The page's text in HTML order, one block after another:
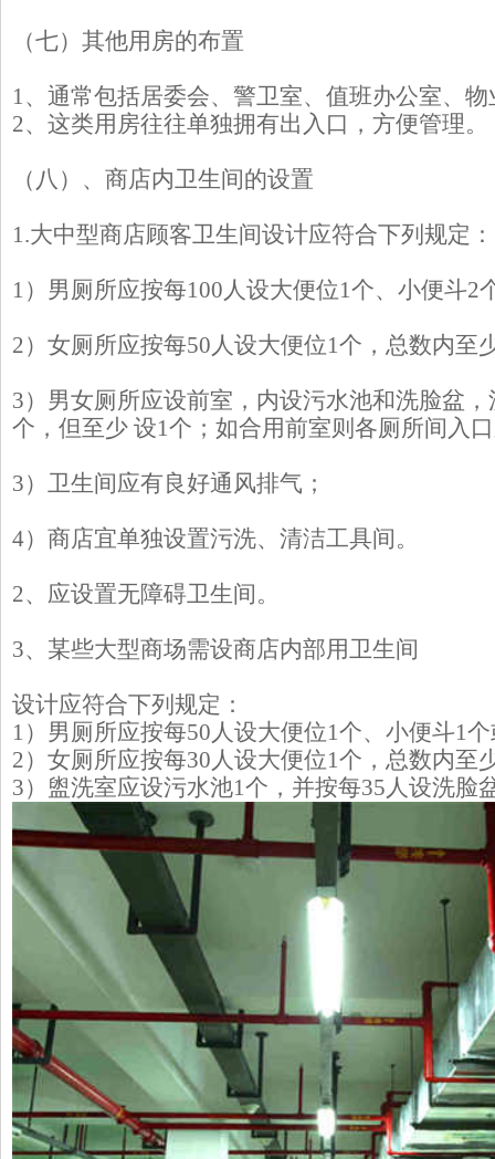
（七）其他用房的布置
1、通常包括居委会、警卫室、值班办公室、
2、这类用房往往单独拥有出入口，方便管理。
（八）、商店内卫生间的设置
1.大中型商店顾客卫生间设计应符合下列规定：
1）男厕所应按每100人设大便位1个、小便斗2
2）女厕所应按每50人设大便位1个，总数内至
3）男女厕所应设前室，内设污水池和洗脸盆
个，但至少 设1个；如合用前室则各厕所间入
3）卫生间应有良好通风排气；
4）商店宜单独设置污洗、清洁工具间。
2、应设置无障碍卫生间。
3、某些大型商场需设商店内部用卫生间
设计应符合下列规定：
1）男厕所应按每50人设大便位1个、小便斗1
2）女厕所应按每30人设大便位1个，总数内至
3）盥洗室应设污水池1个，并按每35人设洗脸